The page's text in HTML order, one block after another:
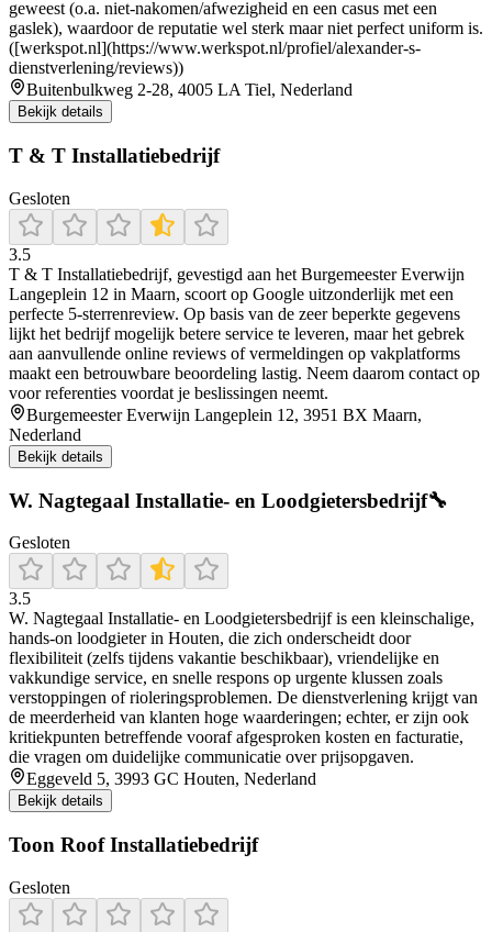
geweest (o.a. niet-nakomen/afwezigheid en een casus met een
gaslek), waardoor de reputatie wel sterk maar niet perfect uniform is.
([werkspot.nl](https://www.werkspot.nl/profiel/alexander-s-
dienstverlening/reviews))
Buitenbulkweg 2-28, 4005 LA Tiel, Nederland
Bekijk details
T & T Installatiebedrijf
Gesloten
3.5
T & T Installatiebedrijf, gevestigd aan het Burgemeester Everwijn
Langeplein 12 in Maarn, scoort op Google uitzonderlijk met een
perfecte 5‑sterrenreview. Op basis van de zeer beperkte gegevens
lijkt het bedrijf mogelijk betere service te leveren, maar het gebrek
aan aanvullende online reviews of vermeldingen op vakplatforms
maakt een betrouwbare beoordeling lastig. Neem daarom contact op
voor referenties voordat je beslissingen neemt.
Burgemeester Everwijn Langeplein 12, 3951 BX Maarn,
Nederland
Bekijk details
W. Nagtegaal Installatie- en Loodgietersbedrijf🔧
Gesloten
3.5
W. Nagtegaal Installatie- en Loodgietersbedrijf is een kleinschalige,
hands-on loodgieter in Houten, die zich onderscheidt door
flexibiliteit (zelfs tijdens vakantie beschikbaar), vriendelijke en
vakkundige service, en snelle respons op urgente klussen zoals
verstoppingen of rioleringsproblemen. De dienstverlening krijgt van
de meerderheid van klanten hoge waarderingen; echter, er zijn ook
kritiekpunten betreffende vooraf afgesproken kosten en facturatie,
die vragen om duidelijke communicatie over prijsopgaven.
Eggeveld 5, 3993 GC Houten, Nederland
Bekijk details
Toon Roof Installatiebedrijf
Gesloten